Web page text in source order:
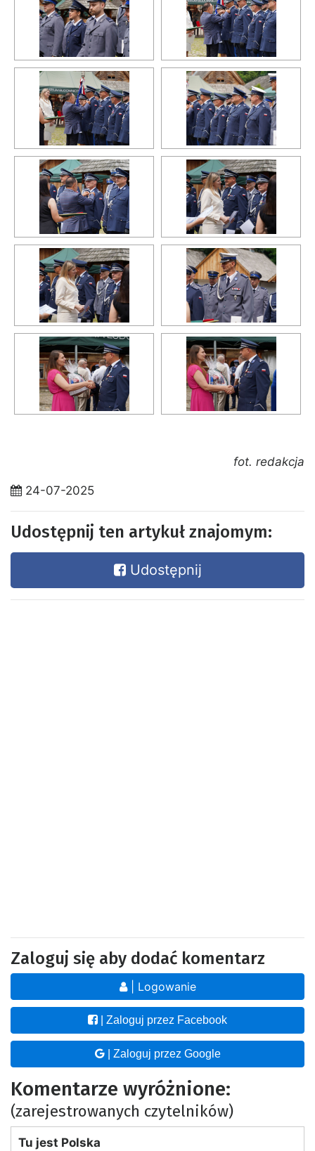
fot. redakcja
24-07-2025
Udostępnij ten artykuł znajomym:
Udostępnij
Zaloguj się aby dodać komentarz
| Logowanie
| Zaloguj przez Facebook
| Zaloguj przez Google
Komentarze wyróżnione:
(zarejestrowanych czytelników)
Tu jest Polska